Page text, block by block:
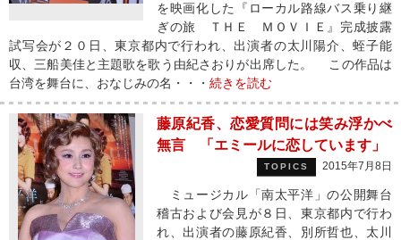
を映画化した『ローカル路線バス乗り継
ぎの旅 ＴＨＥ ＭＯＶＩＥ』完成披露
試写会が２０日、東京都内で行われ、出演者の太川陽介、蛭子能
収、三船美佳と主題歌を歌う由紀さおりが出席した。 この作品は
台湾を舞台に、おなじみの名・・・ 続きを読む
藤原紀香、恋愛質問には笑み浮かべ
無言 「エミールに恋しています」
TOPICS 2015年7月8日
ミュージカル「南太平洋」の公開舞台
稽古および会見が８日、東京都内で行わ
れ、出演者の藤原紀香、別所哲也、太川